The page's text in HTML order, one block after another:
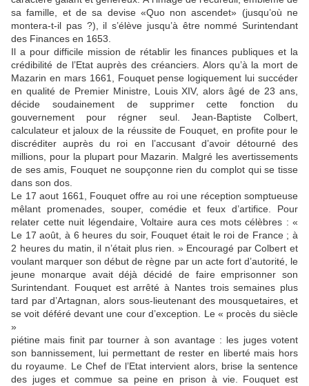
sa famille, et de sa devise «Quo non ascendet» (jusqu’où ne
montera-t-il pas ?), il s’élève jusqu’à être nommé Surintendant
des Finances en 1653.
Il a pour difficile mission de rétablir les finances publiques et la
crédibilité de l’Etat auprès des créanciers. Alors qu’à la mort de
Mazarin en mars 1661, Fouquet pense logiquement lui succéder
en qualité de Premier Ministre, Louis XIV, alors âgé de 23 ans,
décide soudainement de supprimer cette fonction du
gouvernement pour régner seul. Jean-Baptiste Colbert,
calculateur et jaloux de la réussite de Fouquet, en profite pour le
discréditer auprès du roi en l’accusant d’avoir détourné des
millions, pour la plupart pour Mazarin. Malgré les avertissements
de ses amis, Fouquet ne soupçonne rien du complot qui se tisse
dans son dos.
Le 17 aout 1661, Fouquet offre au roi une réception somptueuse
mêlant promenades, souper, comédie et feux d’artifice. Pour
relater cette nuit légendaire, Voltaire aura ces mots célèbres : «
Le 17 août, à 6 heures du soir, Fouquet était le roi de France ; à
2 heures du matin, il n’était plus rien. » Encouragé par Colbert et
voulant marquer son début de règne par un acte fort d’autorité, le
jeune monarque avait déjà décidé de faire emprisonner son
Surintendant. Fouquet est arrêté à Nantes trois semaines plus
tard par d’Artagnan, alors sous-lieutenant des mousquetaires, et
se voit déféré devant une cour d’exception. Le « procès du siècle
»
piétine mais finit par tourner à son avantage : les juges votent
son bannissement, lui permettant de rester en liberté mais hors
du royaume. Le Chef de l’Etat intervient alors, brise la sentence
des juges et commue sa peine en prison à vie. Fouquet est